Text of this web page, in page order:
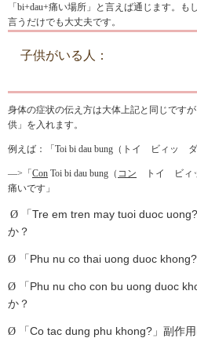
「 bi+dau+痛い場所」と言えば通じます。も
言うだけでも大丈夫です。
子供がいる人：
身体の症状の伝え方は大体上記と同じです
供 」を入れます。
例えば： 「 Toi bi dau bung （トイ ビィッ ダ
―> 「 Con Toi bi dau bung （ コン
トイ ビィ
痛いです」
Ø 「 Tre em tren may tuoi duoc uong?
か？
Ø 「 Phu nu co thai uong duoc khong?
Ø 「 Phu nu cho con bu uong duoc
か？
Ø 「 Co tac dung phu khong? 」 副作